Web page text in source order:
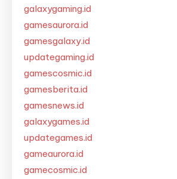
galaxygaming.id
gamesaurora.id
gamesgalaxy.id
updategaming.id
gamescosmic.id
gamesberita.id
gamesnews.id
galaxygames.id
updategames.id
gameaurora.id
gamecosmic.id